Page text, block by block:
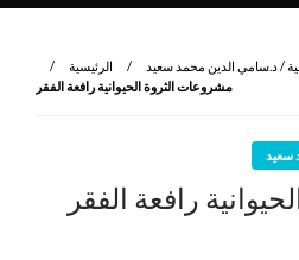
الرئيسية
/ د.سامي الدين محمد سعيد
مشروعات الثروة الحيوانية رافعة الفقر
سعيد
رافعة الفقر